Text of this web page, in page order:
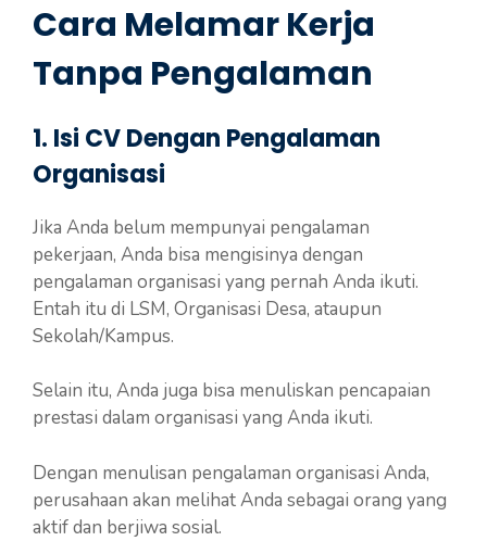
Cara Melamar Kerja
Tanpa Pengalaman
1. Isi CV Dengan Pengalaman
Organisasi
Jika Anda belum mempunyai pengalaman
pekerjaan, Anda bisa mengisinya dengan
pengalaman organisasi yang pernah Anda ikuti.
Entah itu di LSM, Organisasi Desa, ataupun
Sekolah/Kampus.
Selain itu, Anda juga bisa menuliskan pencapaian
prestasi dalam organisasi yang Anda ikuti.
Dengan menulisan pengalaman organisasi Anda,
perusahaan akan melihat Anda sebagai orang yang
aktif dan berjiwa sosial.